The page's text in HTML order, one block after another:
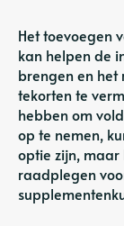
Het toevoegen
kan helpen de
brengen en het
tekorten te
hebben om
op te nemen,
optie zijn, maar
raadplegen